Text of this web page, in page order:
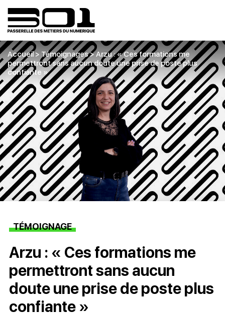
Accueil> Témoignages>Arzu : « Ces formations me
permettront sans aucun doute une prise de poste plus
confiante »
TÉMOIGNAGE
Arzu : « Ces formations me
permettront sans aucun
doute une prise de poste plus
confiante »